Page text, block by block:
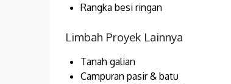
Rangka besi ringan
Limbah Proyek Lainnya
Tanah galian
Campuran pasir & batu